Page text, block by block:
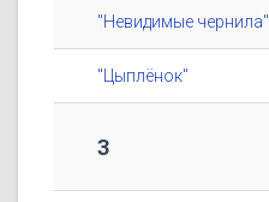
"Невидимые чернила"
"Цыплёнок"
3